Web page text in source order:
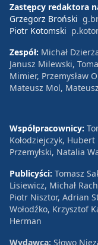
Zastępcy redaktora
Grzegorz Broński
Piotr Kotomski
Zespół: Michał
Janusz Milewski,
Mimier, Przemysław
Mateusz Mol,
Współpracownicy:
Kołodziejczyk,
Przemyłski, Natalia
Publicyści: Tomasz
Lisiewicz, Michał
Piotr Nisztor, Adrian
Wołodźko, Krzysztof
Herman
Wydawca: Słowo